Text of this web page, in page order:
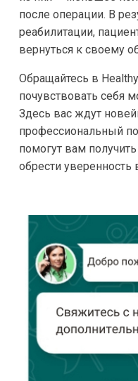
после операции. В
реабилитации,
вернуться к своему
Обращайтесь в
почувствовать себя
Здесь вас ждут
профессиональный
помогут вам
обрести уверенность